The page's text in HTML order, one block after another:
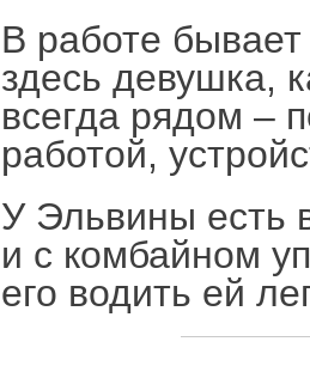
В работе
здесь девушка,
всегда рядом –
работой,
У Эльвины есть
и с комбайном
его водить ей